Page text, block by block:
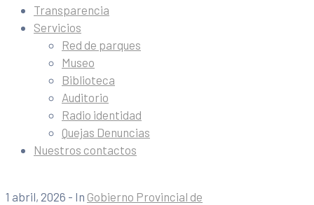
Transparencia
Servicios
Red de parques
Museo
Biblioteca
Auditorio
Radio identidad
Quejas Denuncias
Nuestros contactos
1 abril, 2026 - In Gobierno Provincial de